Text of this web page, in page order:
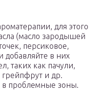
для этого
(масло зародышей
персиковое,
добавляйте в них
таких как пачули,
и др.
в проблемные зоны.